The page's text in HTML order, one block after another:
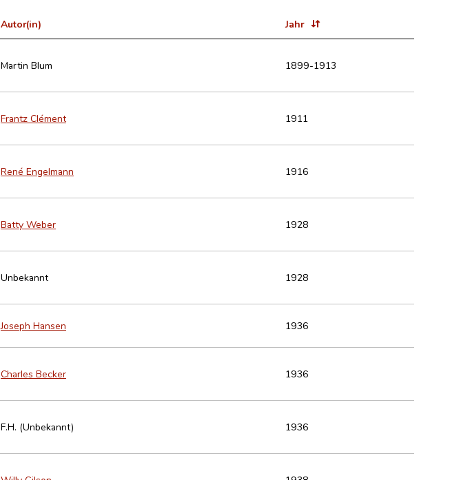
Autor(in) Jahr
Martin Blum 1899-1913
Frantz Clément 1911
René Engelmann 1916
Batty Weber 1928
Unbekannt 1928
Joseph Hansen 1936
Charles Becker 1936
F.H. (Unbekannt) 1936